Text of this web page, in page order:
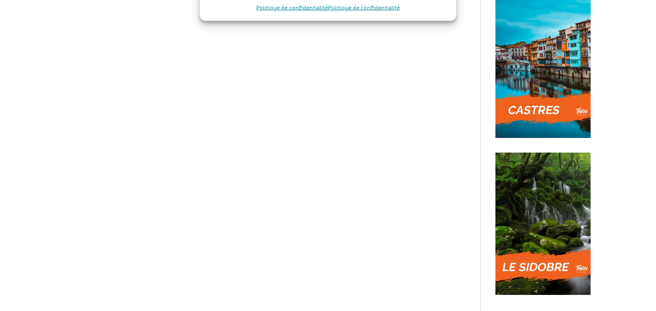
Politique de confidentialitéPolitique de confidentialité